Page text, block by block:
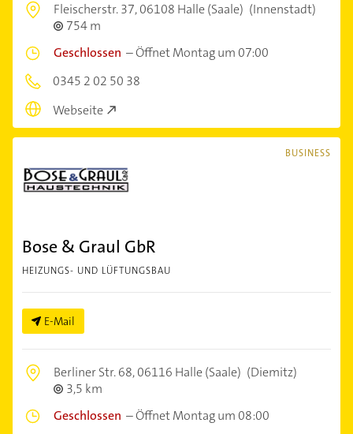
Fleischerstr. 37,06108 Halle (Saale) (Innenstadt)
754 m
Geschlossen –Öffnet Montag um 07:00
0345 2 02 50 38
Webseite
BUSINESS
Bose & Graul GbR
HEIZUNGS- UND LÜFTUNGSBAU
E-Mail
Berliner Str. 68,06116 Halle (Saale) (Diemitz)
3,5 km
Geschlossen –Öffnet Montag um 08:00